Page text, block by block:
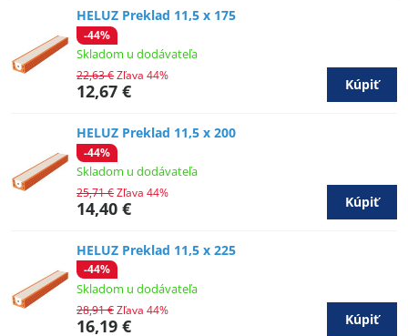
HELUZ Preklad 11,5 x 175
-44%
Skladom u dodávateľa
12,67 €
22,63 €Zľava 44%
Kúpiť
HELUZ Preklad 11,5 x 200
-44%
Skladom u dodávateľa
14,40 €
25,71 €Zľava 44%
Kúpiť
HELUZ Preklad 11,5 x 225
-44%
Skladom u dodávateľa
16,19 €
28,91 €Zľava 44%
Kúpiť